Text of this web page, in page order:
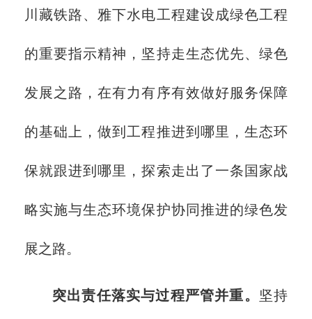
川藏铁路、雅下水电工程建设成绿色工程
的重要指示精神，坚持走生态优先、绿色
发展之路，在有力有序有效做好服务保障
的基础上，做到工程推进到哪里，生态环
保就跟进到哪里，探索走出了一条国家战
略实施与生态环境保护协同推进的绿色发
展之路。
突出责任落实与过程严管并重。 坚持